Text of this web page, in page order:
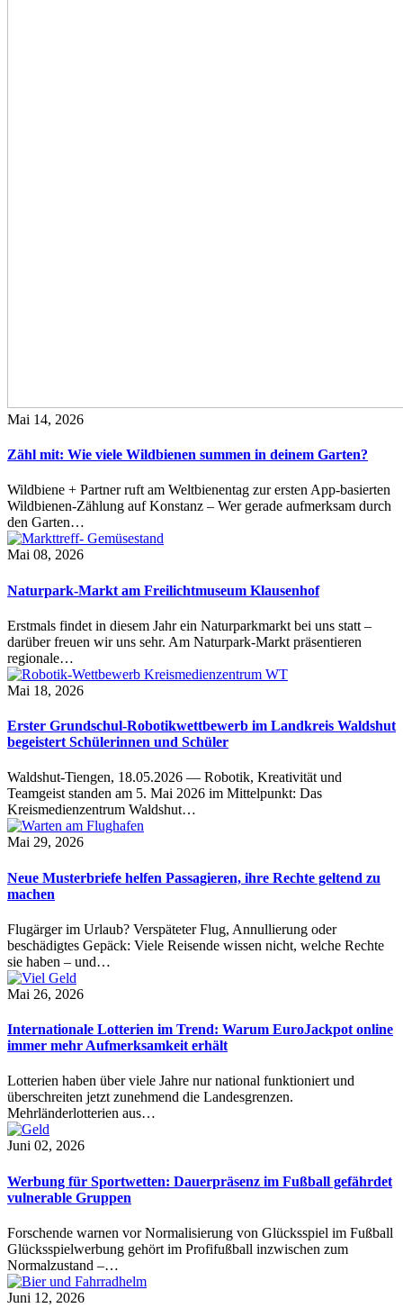
Mai 14, 2026
Zähl mit: Wie viele Wildbienen summen in deinem Garten?
Wildbiene + Partner ruft am Weltbienentag zur ersten App-basierten
Wildbienen-Zählung auf Konstanz – Wer gerade aufmerksam durch
den Garten…
Mai 08, 2026
Naturpark-Markt am Freilichtmuseum Klausenhof
Erstmals findet in diesem Jahr ein Naturparkmarkt bei uns statt –
darüber freuen wir uns sehr. Am Naturpark-Markt präsentieren
regionale…
Mai 18, 2026
Erster Grundschul-Robotikwettbewerb im Landkreis Waldshut
begeistert Schülerinnen und Schüler
Waldshut-Tiengen, 18.05.2026 — Robotik, Kreativität und
Teamgeist standen am 5. Mai 2026 im Mittelpunkt: Das
Kreismedienzentrum Waldshut…
Mai 29, 2026
Neue Musterbriefe helfen Passagieren, ihre Rechte geltend zu
machen
Flugärger im Urlaub? Verspäteter Flug, Annullierung oder
beschädigtes Gepäck: Viele Reisende wissen nicht, welche Rechte
sie haben – und…
Mai 26, 2026
Internationale Lotterien im Trend: Warum EuroJackpot online
immer mehr Aufmerksamkeit erhält
Lotterien haben über viele Jahre nur national funktioniert und
überschreiten jetzt zunehmend die Landesgrenzen.
Mehrländerlotterien aus…
Juni 02, 2026
Werbung für Sportwetten: Dauerpräsenz im Fußball gefährdet
vulnerable Gruppen
Forschende warnen vor Normalisierung von Glücksspiel im Fußball
Glücksspielwerbung gehört im Profifußball inzwischen zum
Normalzustand –…
Juni 12, 2026